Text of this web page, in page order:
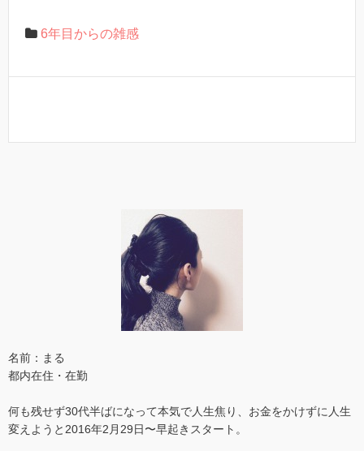
6年目からの雑感
名前：まる
都内在住・在勤
何も残せず30代半ばになって本気で人生焦り、お金をかけずに人生
変えようと2016年2月29日〜早起きスタート。